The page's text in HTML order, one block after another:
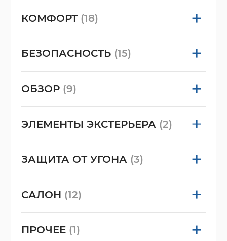
КОМФОРТ (18)
БЕЗОПАСНОСТЬ (15)
ОБЗОР (9)
ЭЛЕМЕНТЫ ЭКСТЕРЬЕРА (2)
ЗАЩИТА ОТ УГОНА (3)
САЛОН (12)
ПРОЧЕЕ (1)